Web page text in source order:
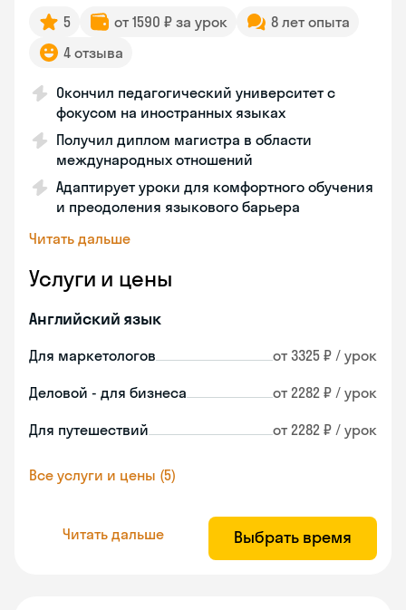
5 от 1590 ₽ за урок
8 лет опыта
4 отзыва
Окончил педагогический университет с
фокусом на иностранных языках
Получил диплом магистра в области
международных отношений
Адаптирует уроки для комфортного обучения
и преодоления языкового барьера
Читать дальше
Услуги и цены
Английский язык
Для маркетологов от 3325 ₽ / урок
Деловой - для бизнеса от 2282 ₽ / урок
Для путешествий от 2282 ₽ / урок
Все услуги и цены (5)
Читать дальше Выбрать время